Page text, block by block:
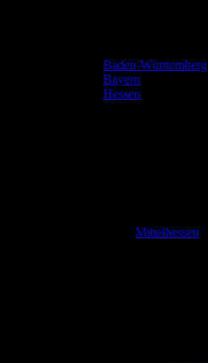
Baden-Württemberg
Bayern
Hessen
Mittelhessen